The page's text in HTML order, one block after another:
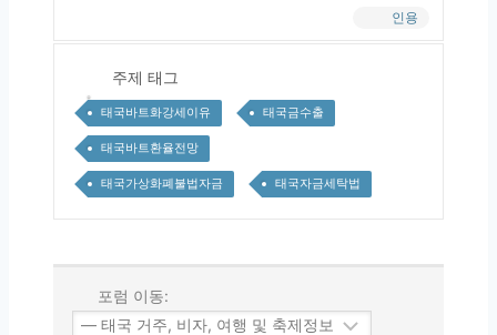
인용
주제 태그
태국바트화강세이유 태국금수출
태국바트환율전망
태국가상화폐불법자금 태국자금세탁법
포럼 이동: